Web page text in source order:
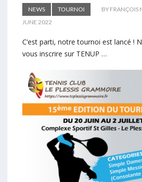
NEWS TOURNOI BY FRANÇOIS
JUNE 2022
C’est parti, notre tournoi est lancé !
vous inscrire sur TENUP …